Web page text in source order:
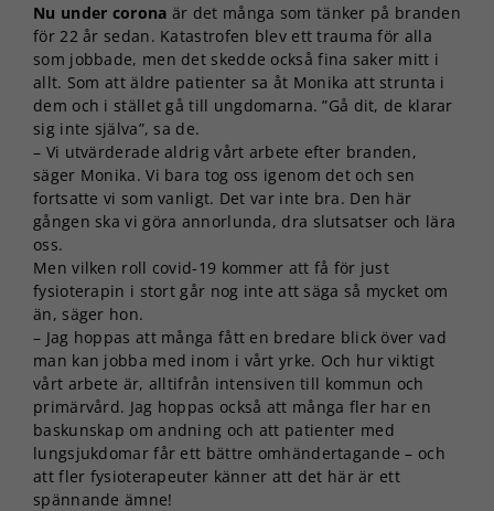
Nu under corona är det många som tänker på branden
för 22 år sedan. Katastrofen blev ett trauma för alla
som jobbade, men det skedde också fina saker mitt i
allt. Som att äldre patienter sa åt Monika att strunta i
dem och i stället gå till ungdomarna. ”Gå dit, de klarar
sig inte själva”, sa de.
– Vi utvärderade aldrig vårt arbete efter branden,
säger Monika. Vi bara tog oss igenom det och sen
fortsatte vi som vanligt. Det var inte bra. Den här
gången ska vi göra annorlunda, dra slutsatser och lära
oss.
Men vilken roll covid-19 kommer att få för just
fysioterapin i stort går nog inte att säga så mycket om
än, säger hon.
– Jag hoppas att många fått en bredare blick över vad
man kan jobba med inom i vårt yrke. Och hur viktigt
vårt arbete är, alltifrån intensiven till kommun och
primärvård. Jag hoppas också att många fler har en
baskunskap om andning och att patienter med
lungsjukdomar får ett bättre omhändertagande – och
att fler fysioterapeuter känner att det här är ett
spännande ämne!